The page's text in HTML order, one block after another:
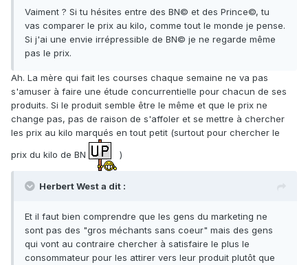
Vaiment ? Si tu hésites entre des BN© et des Prince©, tu
vas comparer le prix au kilo, comme tout le monde je pense.
Si j'ai une envie irrépressible de BN© je ne regarde même
pas le prix.
Ah. La mère qui fait les courses chaque semaine ne va pas
s'amuser à faire une étude concurrentielle pour chacun de ses
produits. Si le produit semble être le même et que le prix ne
change pas, pas de raison de s'affoler et se mettre à chercher
les prix au kilo marqués en tout petit (surtout pour chercher le
prix du kilo de BN
)
Herbert West a dit :
Et il faut bien comprendre que les gens du marketing ne
sont pas des "gros méchants sans coeur" mais des gens
qui vont au contraire chercher à satisfaire le plus le
consommateur pour les attirer vers leur produit plutôt que